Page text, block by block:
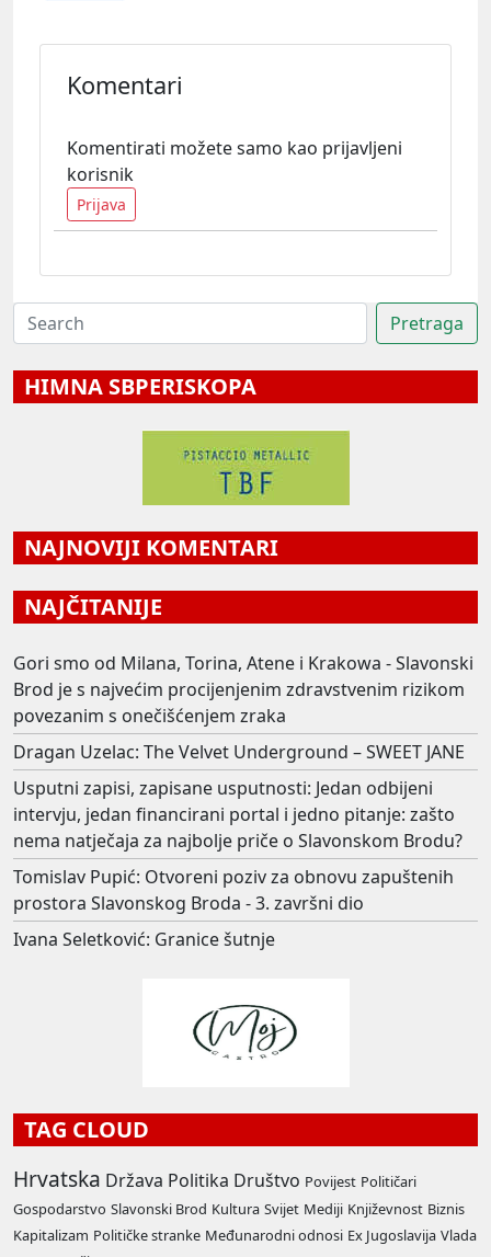
Komentari
Komentirati možete samo kao prijavljeni
korisnik
Prijava
HIMNA SBPERISKOPA
NAJNOVIJI KOMENTARI
NAJČITANIJE
Gori smo od Milana, Torina, Atene i Krakowa - Slavonski
Brod je s najvećim procijenjenim zdravstvenim rizikom
povezanim s onečišćenjem zraka
Dragan Uzelac: The Velvet Underground – SWEET JANE
Usputni zapisi, zapisane usputnosti: Jedan odbijeni
intervju, jedan financirani portal i jedno pitanje: zašto
nema natječaja za najbolje priče o Slavonskom Brodu?
Tomislav Pupić: Otvoreni poziv za obnovu zapuštenih
prostora Slavonskog Broda - 3. završni dio
Ivana Seletković: Granice šutnje
TAG CLOUD
Hrvatska Država Politika Društvo Povijest Političari
Gospodarstvo Slavonski Brod Kultura Svijet Mediji Književnost Biznis
Kapitalizam Političke stranke Međunarodni odnosi Ex Jugoslavija Vlada